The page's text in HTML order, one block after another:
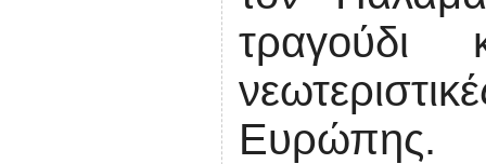
τραγούδι
Ευρώπης.